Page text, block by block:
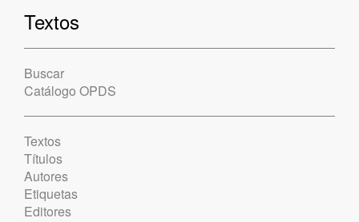
Textos
Buscar
Catálogo OPDS
Textos
Títulos
Autores
Etiquetas
Editores